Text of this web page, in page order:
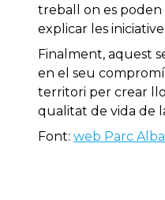
treball on es poden
explicar les
Finalment, aquest
en el seu
territori per crear
qualitat de vida de
Font: web Parc Alba